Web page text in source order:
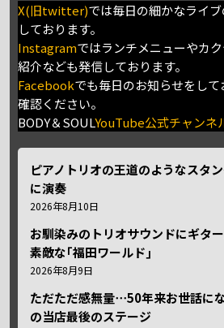
X(旧twitter)では毎日の細かなライ
しております。
Instagramではランチメニューやカ
紹介なども発信しております。
Facebookでも毎日のお知らせをし
確認ください。
BODY＆SOULYouTube公式チャンネ
ピアノトリオの王道のようなスタ
に演奏
2026年8月10日
お馴染みのトリオサウンドにギタ
素敵な｢福田ワールド｣
2026年8月9日
ただただ感無量⋯50年来お世話に
の当店最後のステージ